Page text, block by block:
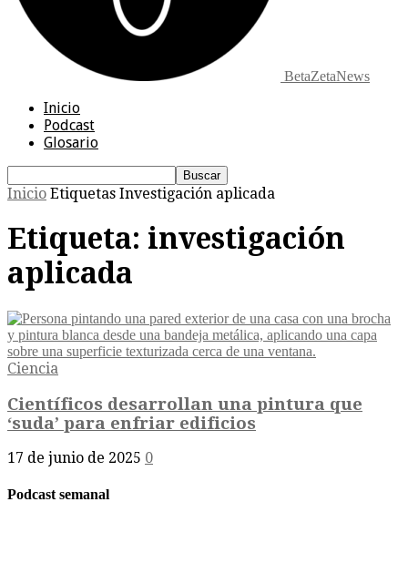
BetaZetaNews
Inicio
Podcast
Glosario
Inicio Etiquetas Investigación aplicada
Etiqueta: investigación
aplicada
Ciencia
Científicos desarrollan una pintura que
‘suda’ para enfriar edificios
17 de junio de 2025 0
Podcast semanal